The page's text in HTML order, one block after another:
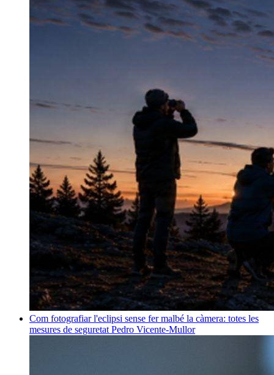
Com fotografiar l'eclipsi sense fer malbé la càmera: totes les
mesures de seguretat Pedro Vicente-Mullor